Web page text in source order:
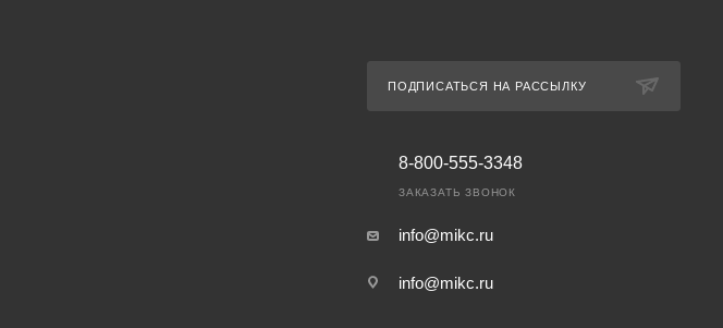
ПОДПИСАТЬСЯ НА РАССЫЛКУ
8-800-555-3348
ЗАКАЗАТЬ ЗВОНОК
info@mikc.ru
info@mikc.ru